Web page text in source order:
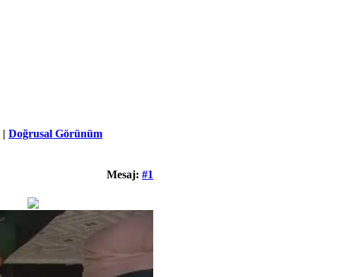
| Doğrusal Görünüm
Mesaj: #1